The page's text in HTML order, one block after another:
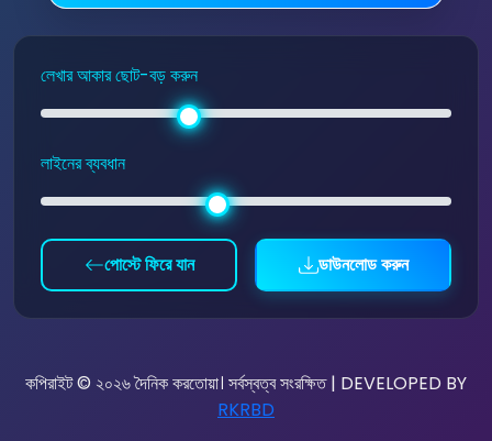
লেখার আকার ছোট-বড় করুন
লাইনের ব্যবধান
পোস্টে ফিরে যান ডাউনলোড করুন
কপিরাইট © ২০২৬ দৈনিক করতোয়া। সর্বস্বত্ব সংরক্ষিত | DEVELOPED BY
RKRBD